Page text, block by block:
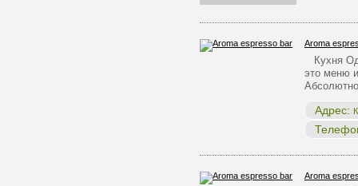
Aroma
Кухня
это меню
Адрес:
Aroma